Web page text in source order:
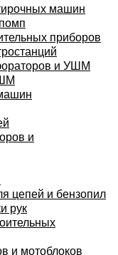
машин
приборов
и УШМ
и
цепей и бензопил
рук
и мотоблоков